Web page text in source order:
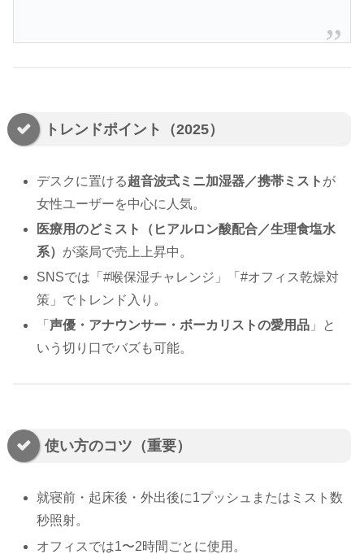
トレンドポイント（2025）
デスクに置ける超音波式ミニ加湿器／携帯ミスト が
女性ユーザーを中心に人気。
医療用のどミスト（ヒアルロン酸配合／生理食塩水
系） が薬局で売上上昇中。
SNSでは「#喉保湿チャレンジ」「#オフィス乾燥対
策」でトレンド入り。
「声優・アナウンサー・ボーカリストの愛用品 」と
いう切り口でバズも可能。
使い方のコツ（重要）
就寝前・起床後・外出後に1プッシュまたはミスト数
秒照射。
オフィスでは1〜2時間ごとに使用。